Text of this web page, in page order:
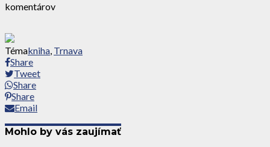
komentárov
Témakniha, Trnava
Share
Tweet
Share
Share
Email
Mohlo by vás zaujímať